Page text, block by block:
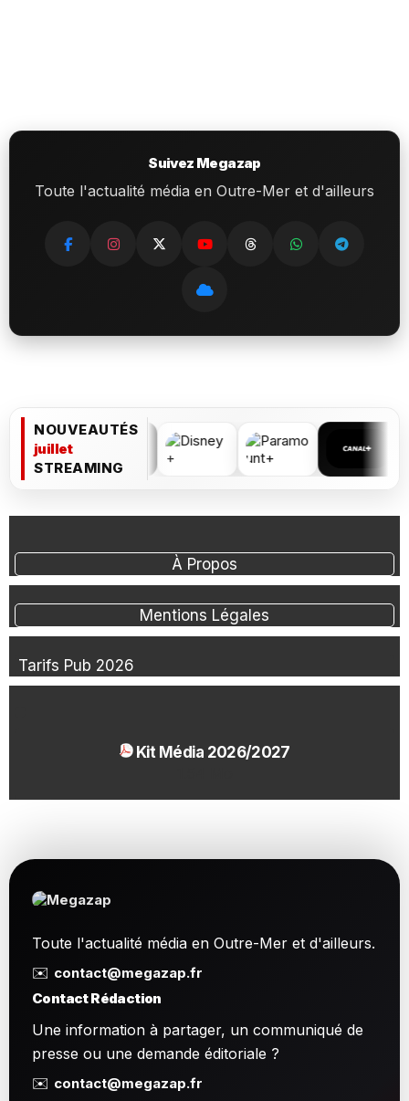
Suivez Megazap
Toute l'actualité média en Outre-Mer et d'ailleurs
NOUVEAUTÉS
juillet
STREAMING
À Propos
Mentions Légales
Tarifs Pub 2026
Kit Média 2026/2027
Toute l'actualité média en Outre-Mer et d'ailleurs.
✉️ contact@megazap.fr
Contact Rédaction
Une information à partager, un communiqué de
presse ou une demande éditoriale ?
✉️ contact@megazap.fr